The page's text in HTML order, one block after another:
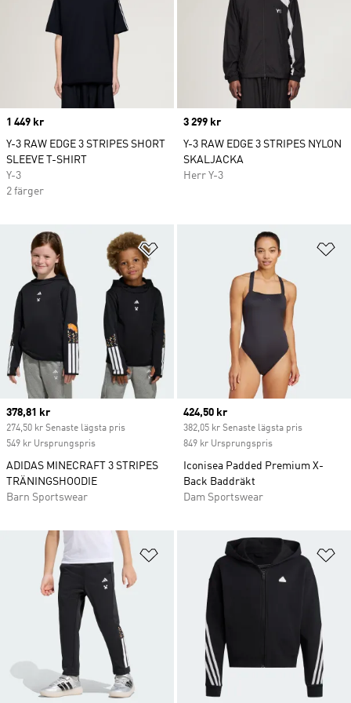
Price
1 449 kr
Y-3 RAW EDGE 3 STRIPES SHORT
SLEEVE T-SHIRT
Y-3
2 färger
Price
3 299 kr
Y-3 RAW EDGE 3 STRIPES NYLON
SKALJACKA
Herr Y-3
Lägg till på önskelistan
Current price
378,81 kr
274,50 kr Senaste lägsta pris
549 kr Ursprungspris
ADIDAS MINECRAFT 3 STRIPES
TRÄNINGSHOODIE
Barn Sportswear
Current price
424,50 kr
382,05 kr Senaste lägsta pris
849 kr Ursprungspris
Iconisea Padded Premium X-
Back Baddräkt
Dam Sportswear
Lägg till på önskelistan